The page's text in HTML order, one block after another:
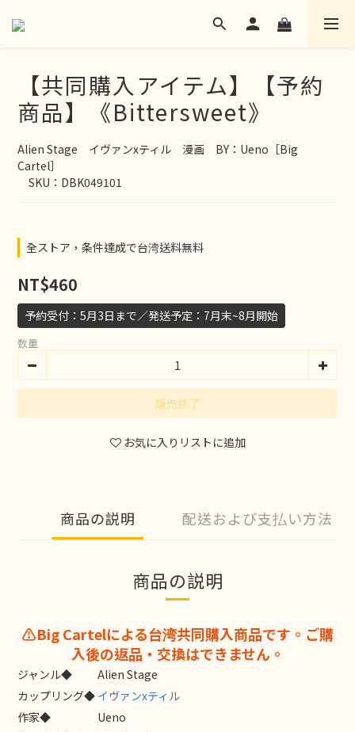
【共同購入アイテム】【予約
商品】《Bittersweet》
Alien Stage　イヴァンxティル　漫画　BY：Ueno［Big
Cartel］
SKU：DBK049101
全ストア，条件達成で台湾送料無料
NT$460
予約受付：5月3日まで／発送予定：7月末~8月開始
数量
販売終了
お気に入りリストに追加
商品の説明 配送および支払い方法
商品の説明
⚠️Big Cartelによる台湾共同購入商品です。ご購
入後の返品・交換はできません。
ジャンル◆
Alien Stage
カップリング◆ イヴァンxティル
作家◆
Ueno